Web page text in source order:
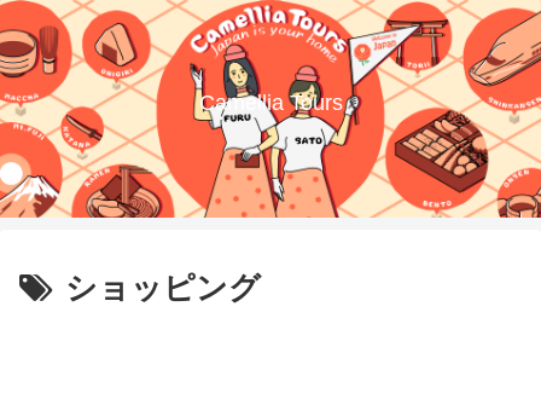
Camellia Tours
ショッピング